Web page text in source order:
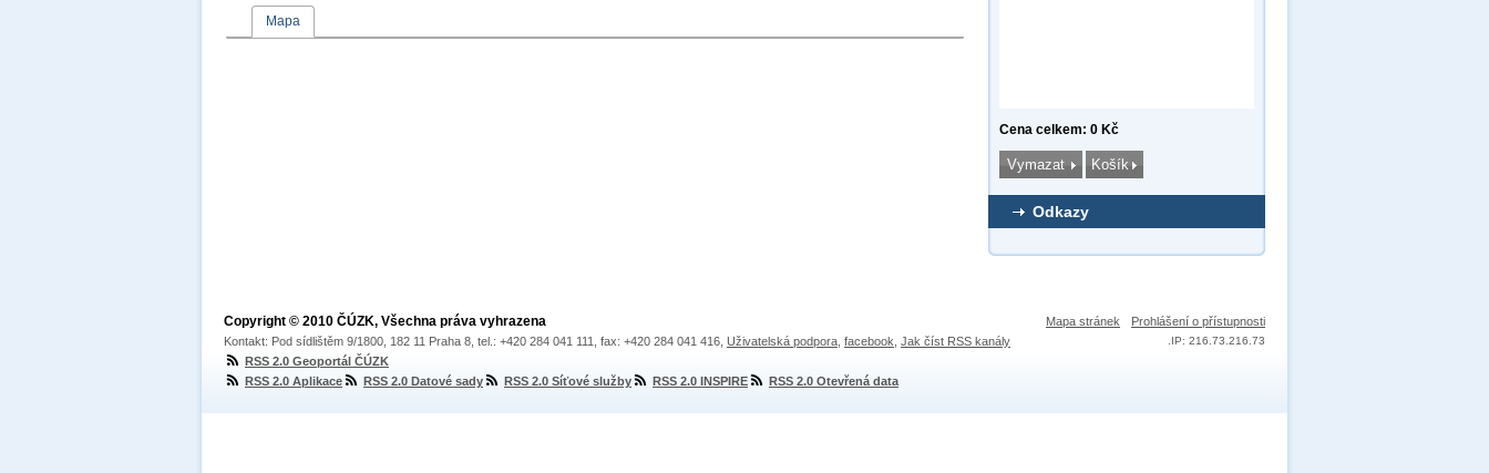
Cena celkem: 0 Kč
Odkazy
Mapa
Mapa stránek Prohlášení o přístupnosti
IP: 216.73.216.73
Copyright © 2010 ČÚZK, Všechna práva vyhrazena
Kontakt: Pod sídlištěm 9/1800, 182 11 Praha 8, tel.: +420 284 041 111, fax: +420 284 041 416, Uživatelská podpora facebook Jak číst RSS kanály
RSS 2.0 Geoportál ČÚZK
RSS 2.0 Aplikace
RSS 2.0 Datové sady RSS 2.0 Síťové služby RSS 2.0 INSPIRE RSS 2.0 Otevřená data